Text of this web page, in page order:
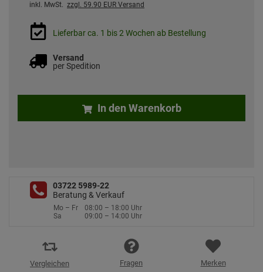
inkl. MwSt. zzgl. 59.90 EUR Versand
Lieferbar ca. 1 bis 2 Wochen ab Bestellung
Versand
per Spedition
In den Warenkorb
03722 5989-22
Beratung & Verkauf
Mo – Fr
08:00 – 18:00 Uhr
Sa
09:00 – 14:00 Uhr
Vergleichen Fragen Merken